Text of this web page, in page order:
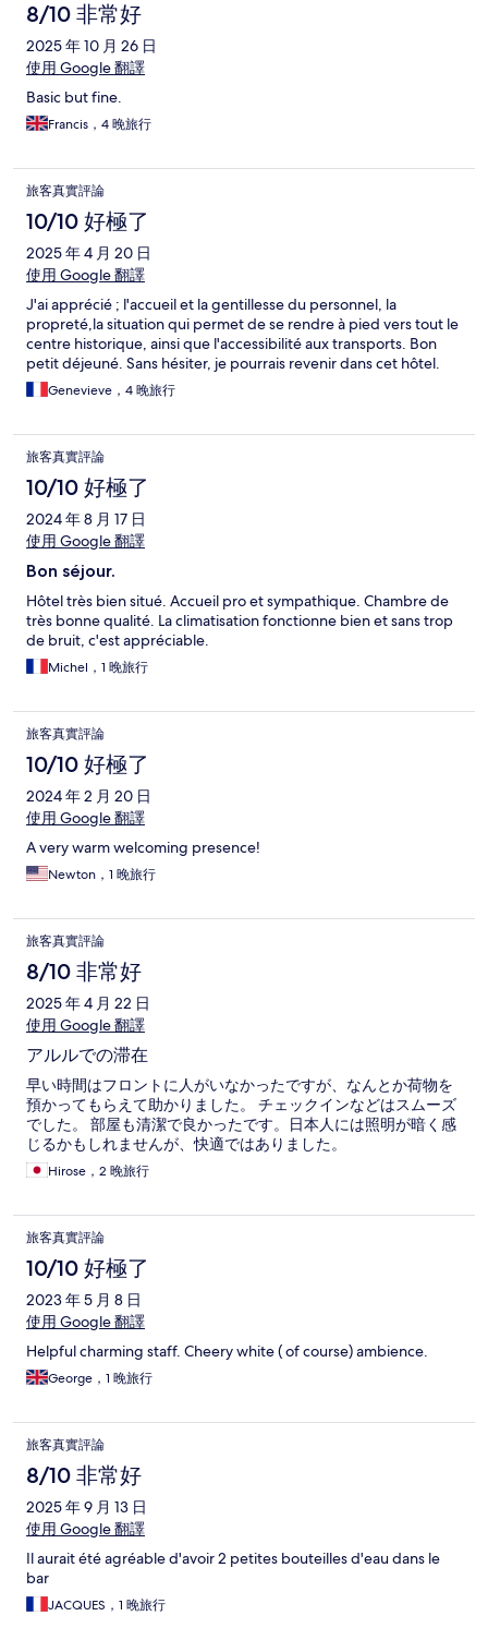
8/10 非常好
2025 年 10 月 26 日
使用 Google 翻譯
Basic but fine.
Francis，4 晚旅行
旅客真實評論
10/10 好極了
2025 年 4 月 20 日
使用 Google 翻譯
J'ai apprécié ; l'accueil et la gentillesse du personnel, la
propreté,la situation qui permet de se rendre à pied vers tout le
centre historique, ainsi que l'accessibilité aux transports. Bon
petit déjeuné. Sans hésiter, je pourrais revenir dans cet hôtel.
Genevieve，4 晚旅行
旅客真實評論
10/10 好極了
2024 年 8 月 17 日
使用 Google 翻譯
Bon séjour.
Hôtel très bien situé. Accueil pro et sympathique. Chambre de
très bonne qualité. La climatisation fonctionne bien et sans trop
de bruit, c'est appréciable.
Michel，1 晚旅行
旅客真實評論
10/10 好極了
2024 年 2 月 20 日
使用 Google 翻譯
A very warm welcoming presence!
Newton，1 晚旅行
旅客真實評論
8/10 非常好
2025 年 4 月 22 日
使用 Google 翻譯
アルルでの滞在
早い時間はフロントに人がいなかったですが、なんとか荷物を
預かってもらえて助かりました。 チェックインなどはスムーズ
でした。 部屋も清潔で良かったです。日本人には照明が暗く感
じるかもしれませんが、快適ではありました。
Hirose，2 晚旅行
旅客真實評論
10/10 好極了
2023 年 5 月 8 日
使用 Google 翻譯
Helpful charming staff. Cheery white ( of course) ambience.
George，1 晚旅行
旅客真實評論
8/10 非常好
2025 年 9 月 13 日
使用 Google 翻譯
Il aurait été agréable d'avoir 2 petites bouteilles d'eau dans le
bar
JACQUES，1 晚旅行